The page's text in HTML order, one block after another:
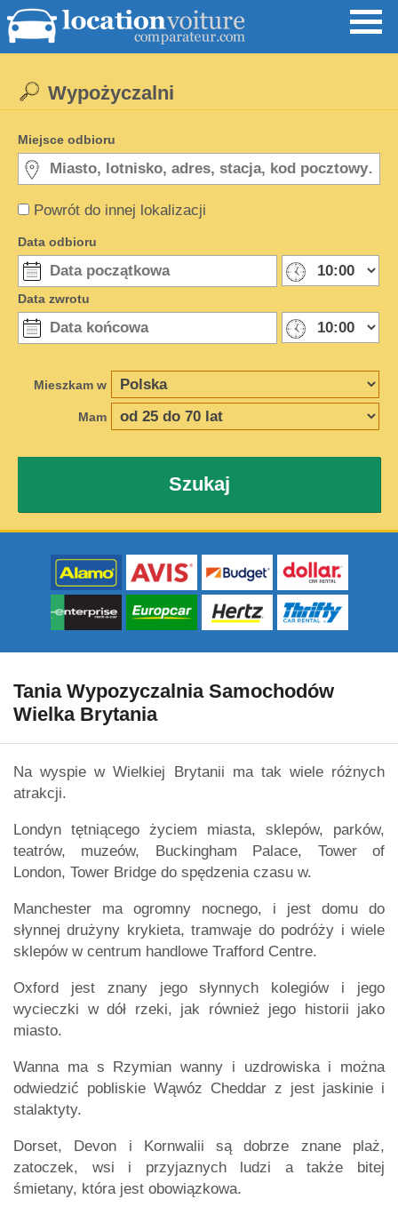
Powrót do innej lokalizacji
Wypożyczalni
Miejsce odbioru
Data odbioru
Data zwrotu
Mieszkam w
Mam
Szukaj
Tania Wypozyczalnia Samochodów
Wielka Brytania
Na wyspie w Wielkiej Brytanii ma tak wiele różnych
atrakcji.
Londyn tętniącego życiem miasta, sklepów, parków,
teatrów, muzeów, Buckingham Palace, Tower of
London, Tower Bridge do spędzenia czasu w.
Manchester ma ogromny nocnego, i jest domu do
słynnej drużyny krykieta, tramwaje do podróży i wiele
sklepów w centrum handlowe Trafford Centre.
Oxford jest znany jego słynnych kolegiów i jego
wycieczki w dół rzeki, jak również jego historii jako
miasto.
Wanna ma s Rzymian wanny i uzdrowiska i można
odwiedzić pobliskie Wąwóz Cheddar z jest jaskinie i
stalaktyty.
Dorset, Devon i Kornwalii są dobrze znane plaż,
zatoczek, wsi i przyjaznych ludzi a także bitej
śmietany, która jest obowiązkowa.